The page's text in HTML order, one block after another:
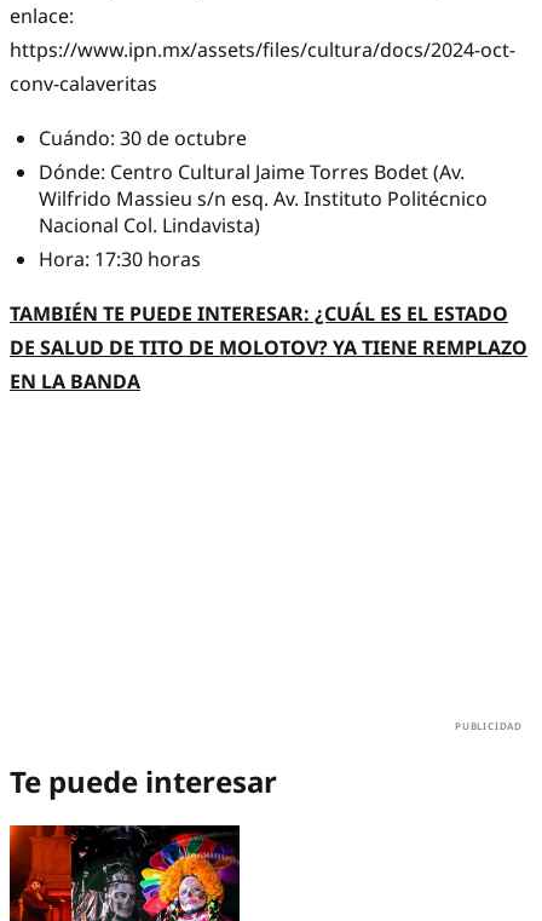
enlace:
https://www.ipn.mx/assets/files/cultura/docs/2024-oct-
conv-calaveritas
Cuándo: 30 de octubre
Dónde: Centro Cultural Jaime Torres Bodet (Av.
Wilfrido Massieu s/n esq. Av. Instituto Politécnico
Nacional Col. Lindavista)
Hora: 17:30 horas
TAMBIÉN TE PUEDE INTERESAR: ¿CUÁL ES EL ESTADO
DE SALUD DE TITO DE MOLOTOV? YA TIENE REMPLAZO
EN LA BANDA
Te puede interesar